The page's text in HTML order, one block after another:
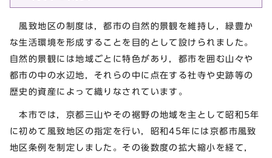
風致地区の制度は，都市の自然的景観を維持し，緑豊か
な生活環境を形成することを目的として設けられました。
自然的景観には地域ごとに特色があり，都市を囲む山々や
都市の中の水辺地，それらの中に点在する社寺や史跡等の
歴史的資産によって織りなされています。
本市では，京都三山やその裾野の地域を主として昭和5年
に初めて風致地区の指定を行い，昭和45年には京都市風致
地区条例を制定しました。その後数度の拡大縮小を経て，